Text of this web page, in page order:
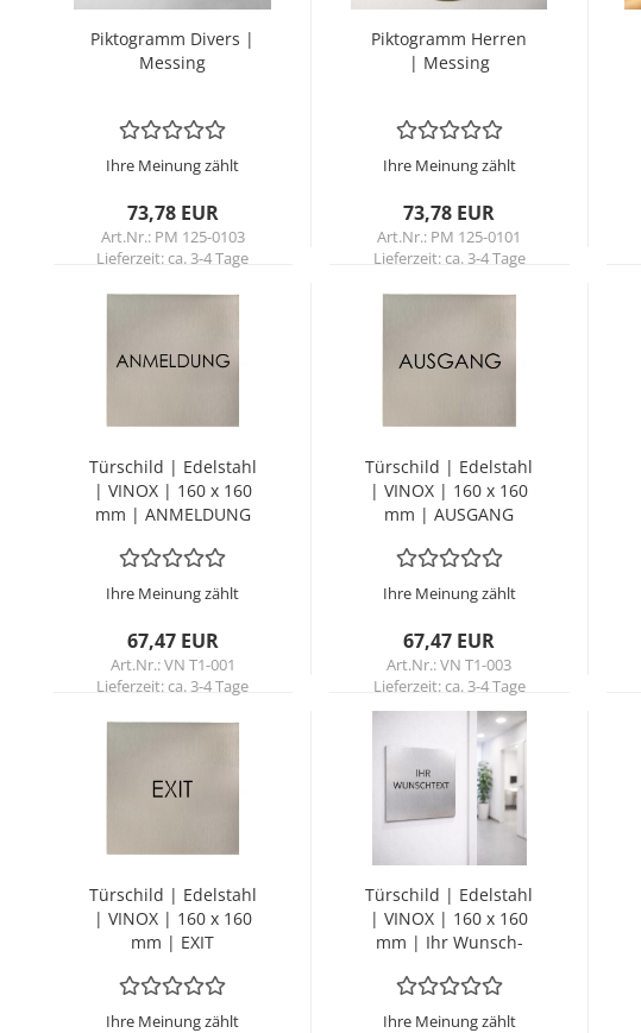
Pik­to­gramm Di­vers |
Mes­sing
Ihre Meinung zählt
73,78 EUR
Art.Nr.: PM 125-0103
Lieferzeit:ca. 3-4 Tage
Pik­to­gramm Her­ren
| Mes­sing
Ihre Meinung zählt
73,78 EUR
Art.Nr.: PM 125-0101
Lieferzeit:ca. 3-4 Tage
Tür­schild | Edel­stahl
| VINOX | 160 x 160
mm | AN­MEL­DUNG
Ihre Meinung zählt
67,47 EUR
Art.Nr.: VN T1-001
Lieferzeit:ca. 3-4 Tage
Tür­schild | Edel­stahl
| VINOX | 160 x 160
mm | AUS­GANG
Ihre Meinung zählt
67,47 EUR
Art.Nr.: VN T1-003
Lieferzeit:ca. 3-4 Tage
Tür­schild | Edel­stahl
| VINOX | 160 x 160
mm | EXIT
Ihre Meinung zählt
Tür­schild | Edel­stahl
| VINOX | 160 x 160
mm | Ihr Wunsch­
Ihre Meinung zählt